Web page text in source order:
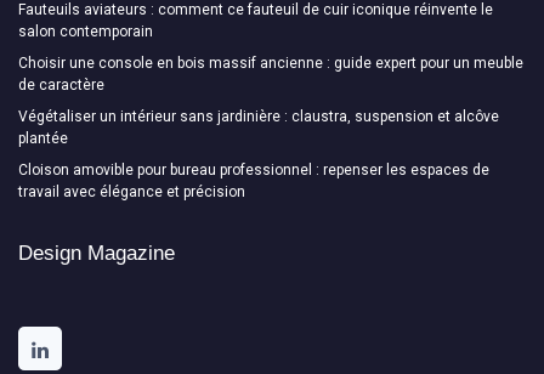
Fauteuils aviateurs : comment ce fauteuil de cuir iconique réinvente le
salon contemporain
Choisir une console en bois massif ancienne : guide expert pour un meuble
de caractère
Végétaliser un intérieur sans jardinière : claustra, suspension et alcôve
plantée
Cloison amovible pour bureau professionnel : repenser les espaces de
travail avec élégance et précision
Design Magazine